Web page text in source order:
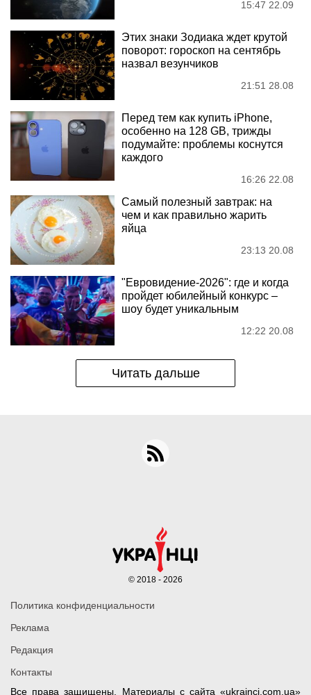
15:47 22.09
Этих знаки Зодиака ждет крутой
поворот: гороскоп на сентябрь
назвал везунчиков
21:51 28.08
Перед тем как купить iPhone,
особенно на 128 GB, трижды
подумайте: проблемы коснутся
каждого
16:26 22.08
Самый полезный завтрак: на
чем и как правильно жарить
яйца
23:13 20.08
"Евровидение-2026": где и когда
пройдет юбилейный конкурс –
шоу будет уникальным
12:22 20.08
Читать дальше
Все права защищены. Материалы с сайта «ukrainci.com.ua»
Политика конфиденциальности
Реклама
Редакция
Контакты
© 2018 - 2026